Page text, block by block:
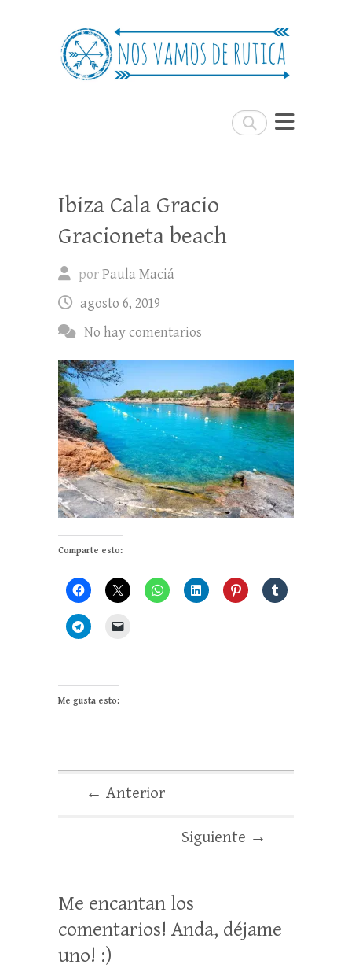
Buscar
Nos Vamos de Rutica
Ibiza Cala Gracio
Gracioneta beach
porPaula Maciá
agosto 6, 2019
No hay comentarios
Comparte esto:
Me gusta esto:
← Anterior
Siguiente →
Me encantan los
comentarios! Anda, déjame
uno! :)